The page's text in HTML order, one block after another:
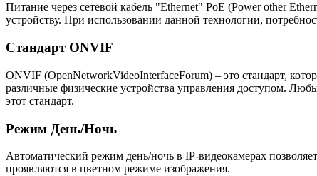
Питание через сетевой кабель "Ethernet" PoE (Power other
устройству. При использовании данной технологии,
Стандарт ONVIF
ONVIF (OpenNetworkVideoInterfaceForum) – это стандарт,
различные физические устройства управления доступом.
этот стандарт.
Режим День/Ночь
Автоматический режим день/ночь в IP-видеокамерах
проявляются в цветном режиме изображения.